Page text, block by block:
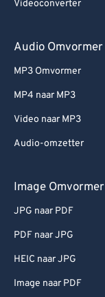
Videoconverter
Audio Omvormer
MP3 Omvormer
MP4 naar MP3
Video naar MP3
Audio-omzetter
Image Omvormer
JPG naar PDF
PDF naar JPG
HEIC naar JPG
Image naar PDF